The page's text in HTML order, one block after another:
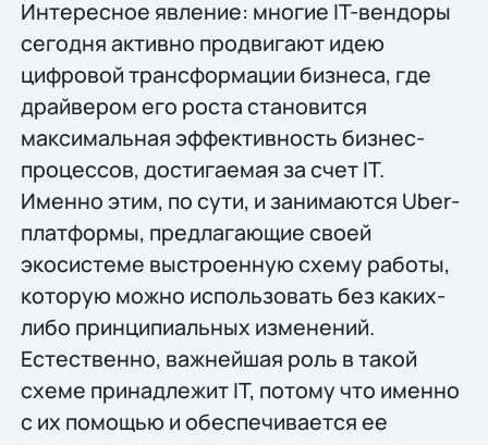
Интересное явление: многие IT-вендоры
сегодня активно продвигают идею
цифровой трансформации бизнеса, где
драйвером его роста становится
максимальная эффективность бизнес-
процессов, достигаемая за счет IT.
Именно этим, по сути, и занимаются Uber-
платформы, предлагающие своей
экосистеме выстроенную схему работы,
которую можно использовать без каких-
либо принципиальных изменений.
Естественно, важнейшая роль в такой
схеме принадлежит IT, потому что именно
с их помощью и обеспечивается ее